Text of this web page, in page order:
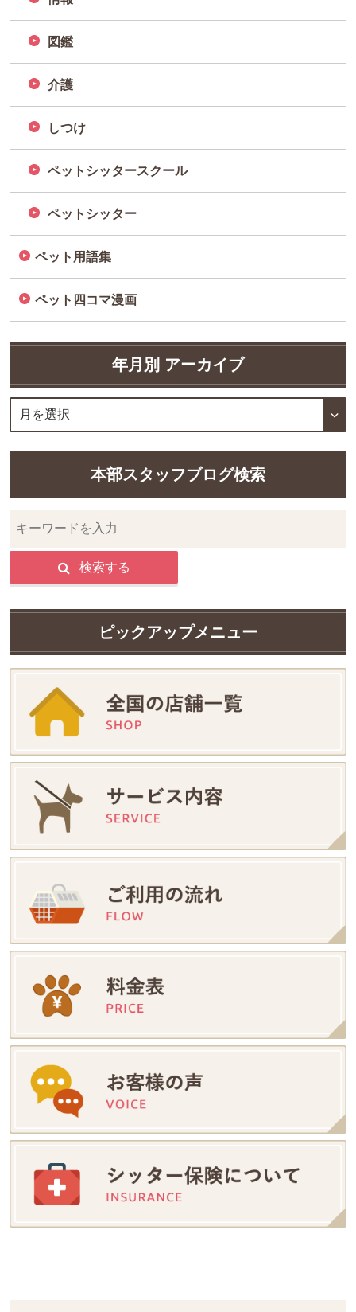
図鑑
介護
しつけ
ペットシッタースクール
ペットシッター
ペット用語集
ペット四コマ漫画
年月別 アーカイブ
本部スタッフブログ検索
検索する
ピックアップメニュー